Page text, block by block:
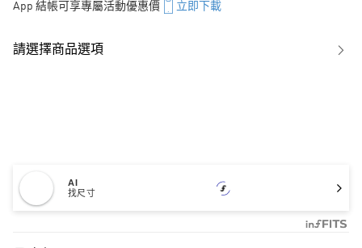
App 結帳可享專屬活動優惠價 立即下載
請選擇商品選項
AI
找尺寸